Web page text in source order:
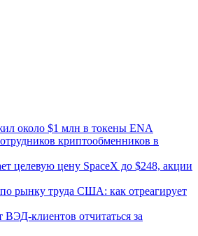
около $1 млн в токены ENA
криптообменников в
целевую цену SpaceX до $248, акции
рынку труда США: как отреагирует
ВЭД-клиентов отчитаться за